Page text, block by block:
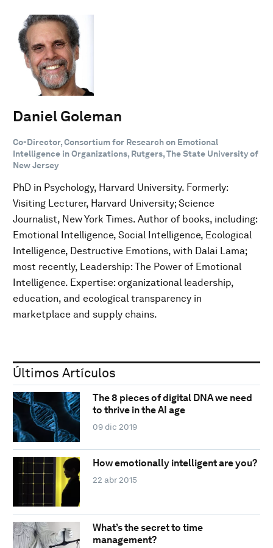
Daniel Goleman
Co-Director, Consortium for Research on Emotional
Intelligence in Organizations, Rutgers, The State University of
New Jersey
PhD in Psychology, Harvard University. Formerly:
Visiting Lecturer, Harvard University; Science
Journalist, New York Times. Author of books, including:
Emotional Intelligence, Social Intelligence, Ecological
Intelligence, Destructive Emotions, with Dalai Lama;
most recently, Leadership: The Power of Emotional
Intelligence. Expertise: organizational leadership,
education, and ecological transparency in
marketplace and supply chains.
Últimos Artículos
The 8 pieces of digital DNA we need
to thrive in the AI age
09 dic 2019
How emotionally intelligent are you?
22 abr 2015
What’s the secret to time
management?